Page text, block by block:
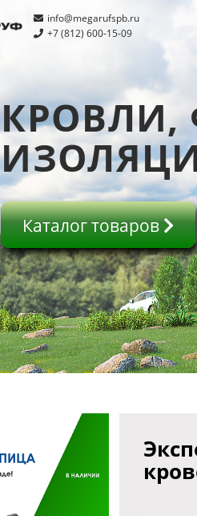
info@megarufspb.ru
+7 (812) 600-15-09
КРОВЛИ,
Каталог товаров